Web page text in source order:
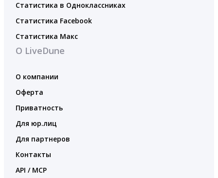
Статистика в Одноклассниках
Статистика Facebook
Статистика Макс
О LiveDune
О компании
Оферта
Приватность
Для юр.лиц
Для партнеров
Контакты
API / MCP